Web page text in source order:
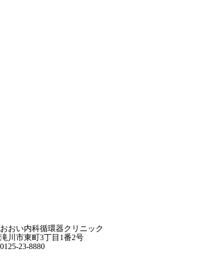
おおい内科循環器クリニック
滝川市東町3丁目1番2号
0125-23-8880